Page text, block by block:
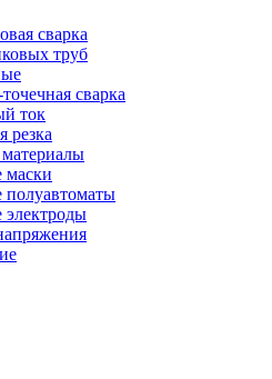
сварка
труб
сварка
ток
резка
маски